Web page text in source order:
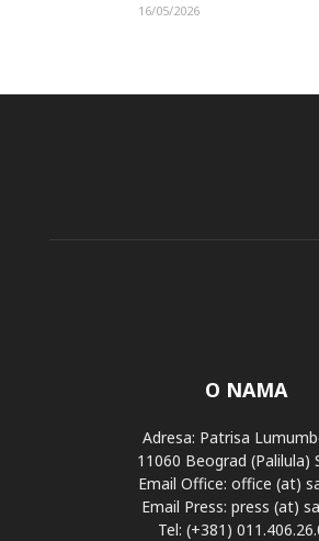
16/05/2026
O NAMA
Adresa: Patrisa
11060 Beograd (Palilula)
Email Office: office (at)
Email Press: press (at)
Tel: (+381)